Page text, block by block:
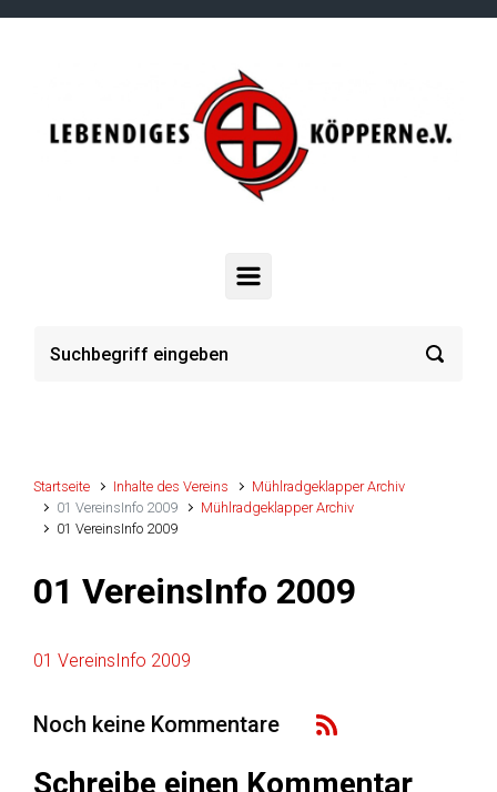
Zum Hauptinhalt springen
Startseite Inhalte des Vereins
Mühlradgeklapper Archiv
01 VereinsInfo 2009
Mühlradgeklapper Archiv
01 VereinsInfo 2009
01 VereinsInfo 2009
01 VereinsInfo 2009
Noch keine Kommentare
Schreibe einen Kommentar